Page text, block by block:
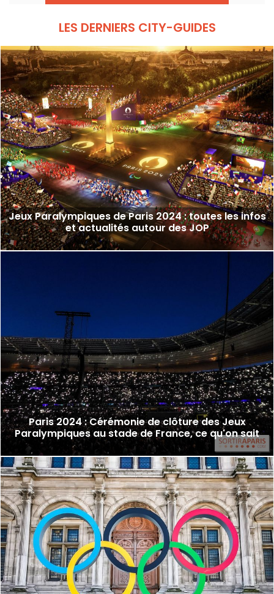
LES DERNIERS CITY-GUIDES
Jeux Paralympiques de Paris 2024 : toutes les infos
et actualités autour des JOP
Paris 2024 : Cérémonie de clôture des Jeux
Paralympiques au stade de France, ce qu'on sait